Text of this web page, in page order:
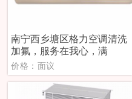
南宁西乡塘区格力空调清洗
加氟，服务在我心，满
价格：面议